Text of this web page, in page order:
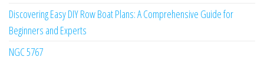
Discovering Easy DIY Row Boat Plans: A Comprehensive Guide for
Beginners and Experts
NGC 5767